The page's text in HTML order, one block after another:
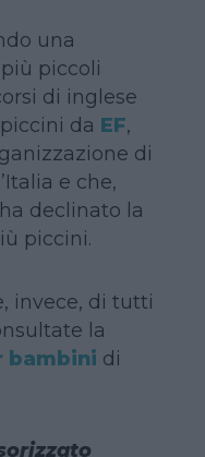
una
piccoli
di inglese
da EF,
di
e che,
declinato la
piccini.
invece, di tutti
la
bambini di